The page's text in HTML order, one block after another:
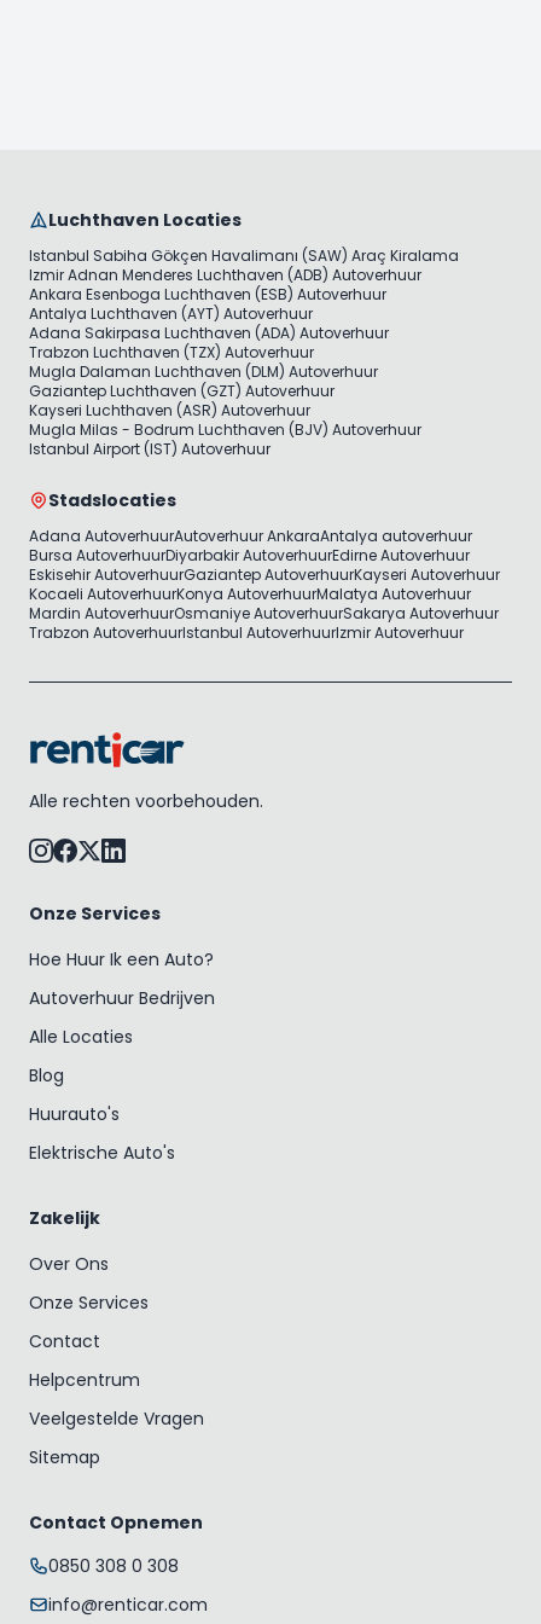
maken. Ervaar een comfortabele rijervaring in
Luchthaven Locaties
Istanbul Sabiha Gökçen Havalimanı (SAW) Araç Kiralama
Izmir Adnan Menderes Luchthaven (ADB) Autoverhuur
Ankara Esenboga Luchthaven (ESB) Autoverhuur
Antalya Luchthaven (AYT) Autoverhuur
Adana Sakirpasa Luchthaven (ADA) Autoverhuur
Trabzon Luchthaven (TZX) Autoverhuur
Mugla Dalaman Luchthaven (DLM) Autoverhuur
Gaziantep Luchthaven (GZT) Autoverhuur
Kayseri Luchthaven (ASR) Autoverhuur
Mugla Milas - Bodrum Luchthaven (BJV) Autoverhuur
Istanbul Airport (IST) Autoverhuur
Stadslocaties
Adana AutoverhuurAutoverhuur AnkaraAntalya autoverhuur
Bursa AutoverhuurDiyarbakir AutoverhuurEdirne Autoverhuur
Eskisehir AutoverhuurGaziantep AutoverhuurKayseri Autoverhuur
Kocaeli AutoverhuurKonya AutoverhuurMalatya Autoverhuur
Mardin AutoverhuurOsmaniye AutoverhuurSakarya Autoverhuur
Trabzon AutoverhuurIstanbul AutoverhuurIzmir Autoverhuur
Alle rechten voorbehouden.
Onze Services
Hoe Huur Ik een Auto?
Autoverhuur Bedrijven
Alle Locaties
Blog
Huurauto's
Elektrische Auto's
Zakelijk
Over Ons
Onze Services
Contact
Helpcentrum
Veelgestelde Vragen
Sitemap
Contact Opnemen
0850 308 0 308
info@renticar.com